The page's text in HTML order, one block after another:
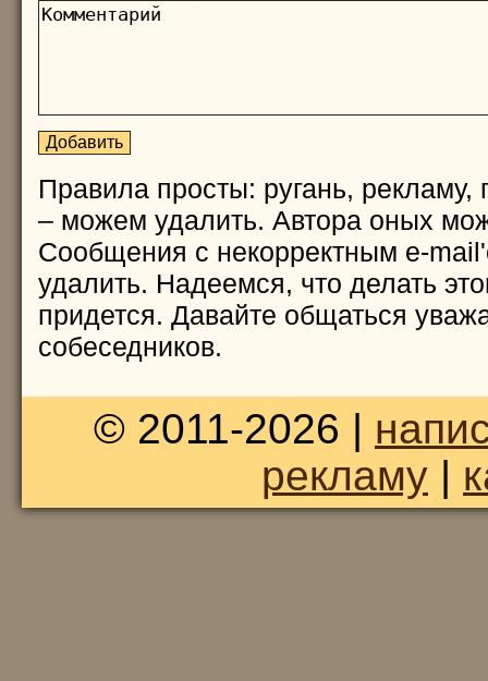
Правила просты: ругань, рекламу,
– можем удалить. Автора оных
Сообщения с некорректным e-
удалить. Надеемся, что делать
придется. Давайте общаться
собеседников.
© 2011-2026 |
рекламу|